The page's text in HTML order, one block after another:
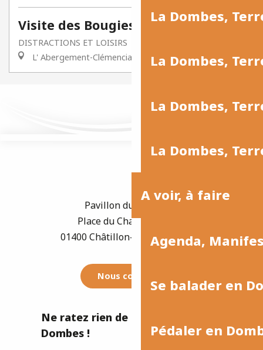
La Dombes,
La Dombes,
La Dombes,
La Dombes,
A voir, à faire
Agenda,
Se balader en
Pédaler en
Visite des Bougies de Léa
DISTRACTIONS ET LOISIRS
L' Abergement-Clémenciat
Pavillon du Tourisme
Place du Champ de Foire
01400 Châtillon-sur-Chalaronne
Nous contacter
Ne ratez rien de l'actualité de la
Dombes !